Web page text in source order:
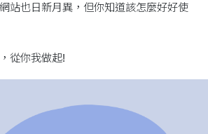
站也日新月異，但你知道該怎麼好好使
從你我做起!